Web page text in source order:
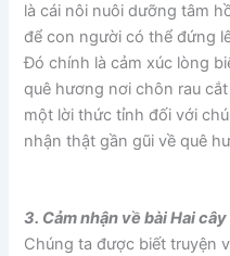
là cái nôi nuôi dưỡng tâm
để con người có thể đứng
Đó chính là cảm xúc lòng
quê hương nơi chôn rau
một lời thức tỉnh đối với
nhận thật gần gũi về quê
3. Cảm nhận về bài Hai
Chúng ta được biết truyện